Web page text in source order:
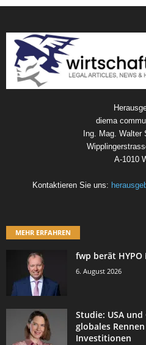
diema
Ing. Mag. Walter
A-1010
Kontaktieren Sie uns:
MEHR ERFAHREN
fwp berät HYPO
6. August 2026
Studie: USA
globales
Investitionen